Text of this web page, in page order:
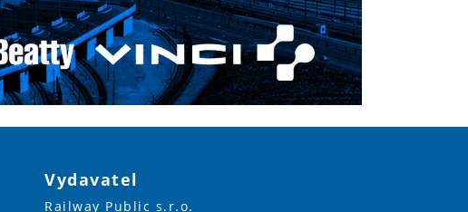
Vydavatel
Railway Public s.r.o.